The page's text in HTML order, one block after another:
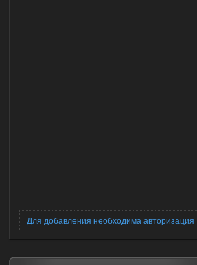
Для добавления необходима авторизация